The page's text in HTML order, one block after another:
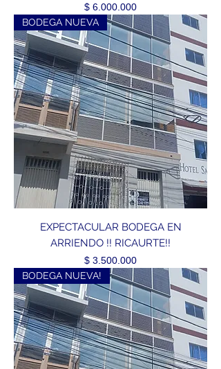
Precio
$ 6.000.000
BODEGA NUEVA
EXPECTACULAR BODEGA EN
ARRIENDO !! RICAURTE!!
Precio
$ 3.500.000
BODEGA NUEVA!